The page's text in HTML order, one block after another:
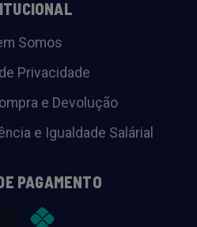
Somos
Privacidade
e Devolução
e Igualdade Salárial
PAGAMENTO